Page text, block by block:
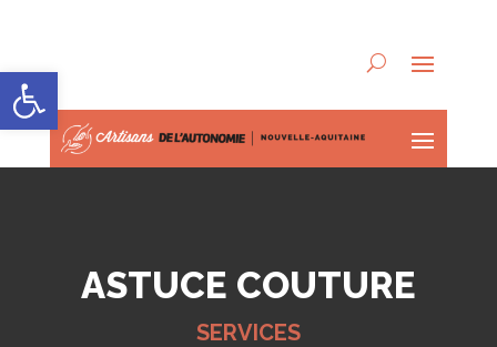
ASTUCE COUTURE
SERVICES
Ouvrir la barre d’outils